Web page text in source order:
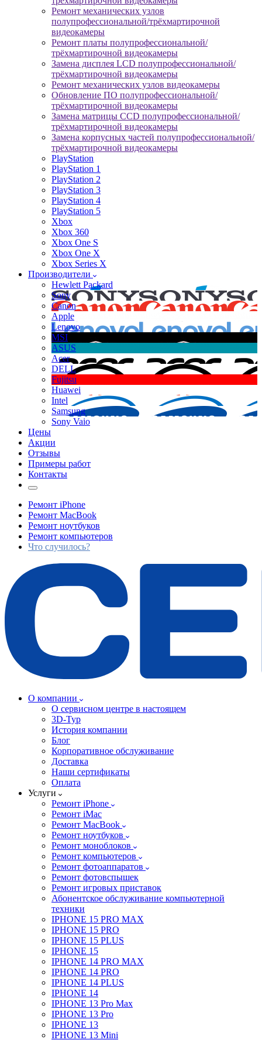
Ремонт механических узлов
полупрофессиональной/трёхмартирочной
видеокамеры
Ремонт платы полупрофессиональной/
трёхмартирочной видеокамеры
Замена дисплея LCD полупрофессиональной/
трёхмартирочной видеокамеры
Ремонт механических узлов видеокамеры
Обновление ПО полупрофессиональной/
трёхмартирочной видеокамеры
Замена матрицы CCD полупрофессиональной/
трёхмартирочной видеокамеры
Замена корпусных частей полупрофессиональной/
трёхмартирочной видеокамеры
PlayStation
PlayStation 1
PlayStation 2
PlayStation 3
PlayStation 4
PlayStation 5
Xbox
Xbox 360
Xbox One S
Xbox One X
Xbox Series X
Производители
Hewlett Packard
Sony
Canon
Apple
Lenovo
MSI
ASUS
Acer
DELL
Fujitsu
Huawei
Intel
Samsung
Sony Vaio
Цены
Акции
Отзывы
Примеры работ
Контакты
Ремонт iPhone
Ремонт MacBook
Ремонт ноутбуков
Ремонт компьютеров
Что случилось?
О компании
О сервисном центре в настоящем
3D-Тур
История компании
Блог
Корпоративное обслуживание
Доставка
Наши сертификаты
Оплата
Услуги
Ремонт iPhone
Ремонт iMac
Ремонт MacBook
Ремонт ноутбуков
Ремонт моноблоков
Ремонт компьютеров
Ремонт фотоаппаратов
Ремонт фотовспышек
Ремонт игровых приставок
Абонентское обслуживание компьютерной
техники
IPHONE 15 PRO MAX
IPHONE 15 PRO
IPHONE 15 PLUS
IPHONE 15
IPHONE 14 PRO MAX
IPHONE 14 PRO
IPHONE 14 PLUS
IPHONE 14
IPHONE 13 Pro Max
IPHONE 13 Pro
IPHONE 13
IPHONE 13 Mini